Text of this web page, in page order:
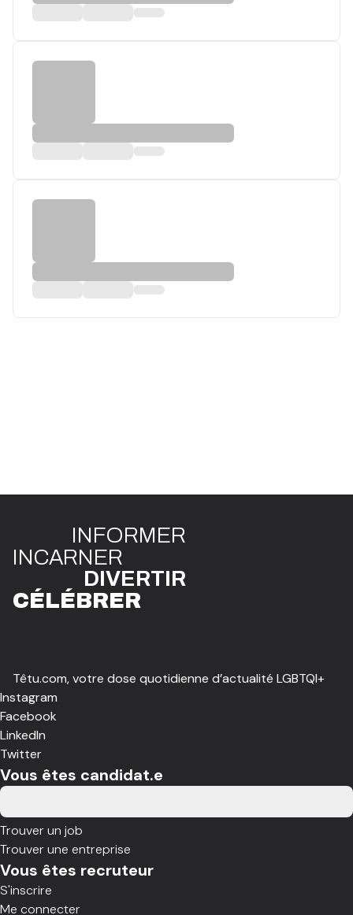
INFORMER
INCARNER
DIVERTIR
CÉLÉBRER
Têtu.com, votre dose quotidienne d’actualité LGBTQI+
Instagram
Facebook
LinkedIn
Twitter
Vous êtes candidat.e
Trouver un job
Trouver une entreprise
Vous êtes recruteur
S'inscrire
Me connecter